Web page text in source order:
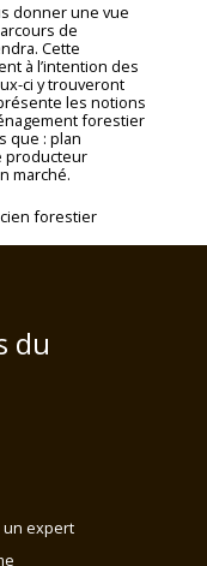
donner une vue
de
Cette
à l’intention des
ci y trouveront
les notions
forestier
que : plan
producteur
marché.
forestier
du
un expert